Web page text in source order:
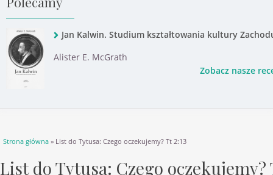
Jan Kalwin. Studium kształtowania kultury
Alister E. McGrath
Zobacz nasze
Jesteś tutaj
Strona główna » List do Tytusa: Czego oczekujemy? Tt 2:13
List do Tytusa: Czego oczekujemy?